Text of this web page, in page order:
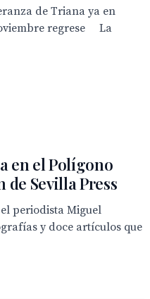
de Triana ya en
regrese La
en el Polígono
Sevilla Press
periodista Miguel
y doce artículos que